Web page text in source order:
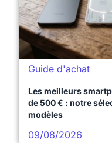
Guide d'achat
Les meilleurs
de 500 € : notre
modèles
09/08/2026